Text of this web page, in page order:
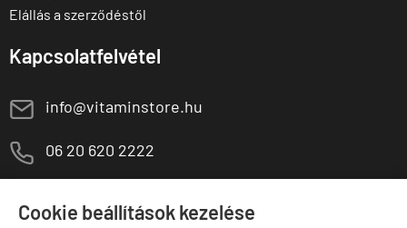
Cookie beállítások kezelése
Elállás a szerződéstől
Kapcsolatfelvétel
E info@vitaminstore.hu
M 06 20 620 2222
Szugló u. 83-85.